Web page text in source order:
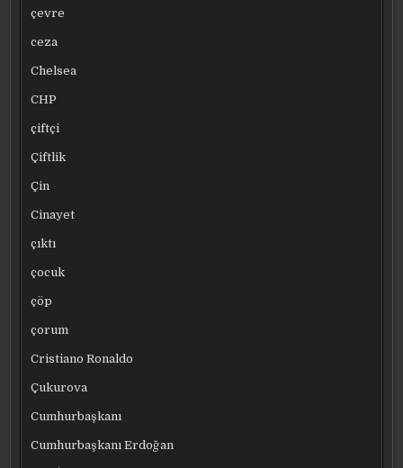
çevre
ceza
Chelsea
CHP
çiftçi
Çiftlik
Çin
Cinayet
çıktı
çocuk
çöp
çorum
Cristiano Ronaldo
Çukurova
Cumhurbaşkanı
Cumhurbaşkanı Erdoğan